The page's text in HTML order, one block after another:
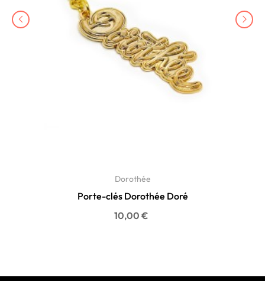
Dorothée
Porte-clés Dorothée Doré
Prix
10,00 €